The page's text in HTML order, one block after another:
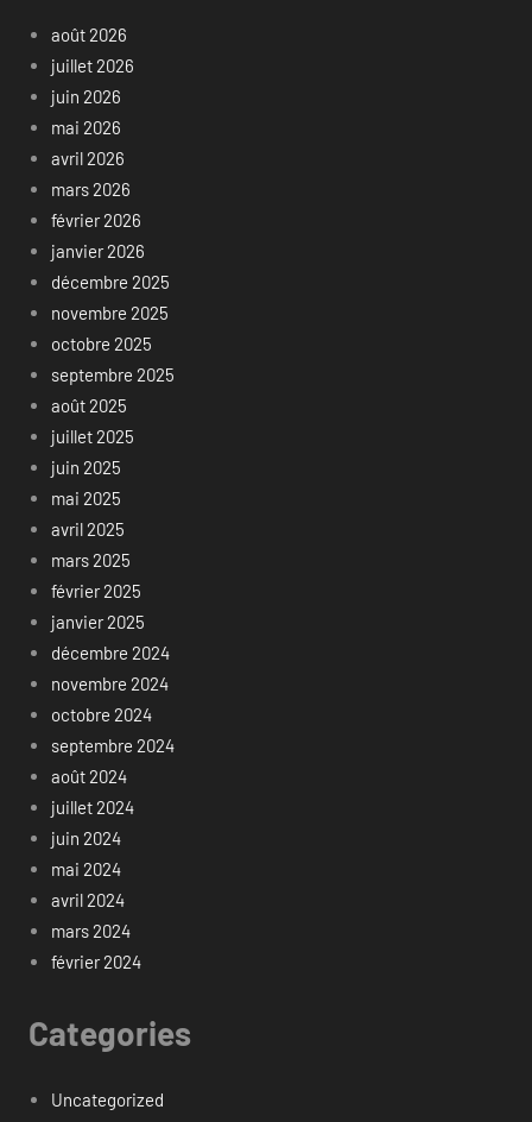
août 2026
juillet 2026
juin 2026
mai 2026
avril 2026
mars 2026
février 2026
janvier 2026
décembre 2025
novembre 2025
octobre 2025
septembre 2025
août 2025
juillet 2025
juin 2025
mai 2025
avril 2025
mars 2025
février 2025
janvier 2025
décembre 2024
novembre 2024
octobre 2024
septembre 2024
août 2024
juillet 2024
juin 2024
mai 2024
avril 2024
mars 2024
février 2024
Categories
Uncategorized